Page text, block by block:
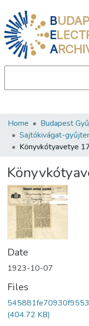
B
E
A
Communities &
All of DSpace
About us
Home Budapest
Sajtókivágat-
Könyvkótyavetye
Date
1923-10-07
Files
(404.72 KB)